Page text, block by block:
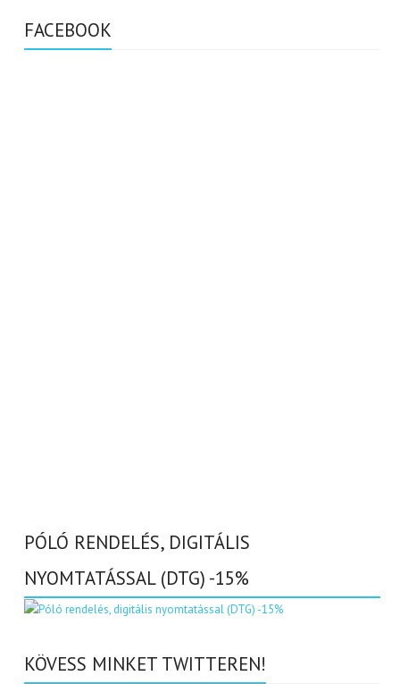
FACEBOOK
PÓLÓ RENDELÉS, DIGITÁLIS
NYOMTATÁSSAL (DTG) -15%
KÖVESS MINKET TWITTEREN!